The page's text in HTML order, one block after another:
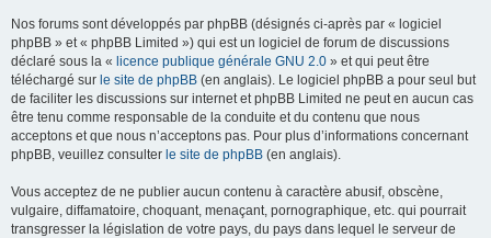
Nos forums sont développés par phpBB (désignés ci-après par « logiciel
phpBB » et « phpBB Limited ») qui est un logiciel de forum de discussions
déclaré sous la « licence publique générale GNU 2.0 » et qui peut être
téléchargé sur le site de phpBB (en anglais). Le logiciel phpBB a pour seul but
de faciliter les discussions sur internet et phpBB Limited ne peut en aucun cas
être tenu comme responsable de la conduite et du contenu que nous
acceptons et que nous n’acceptons pas. Pour plus d’informations concernant
phpBB, veuillez consulter le site de phpBB (en anglais).
Vous acceptez de ne publier aucun contenu à caractère abusif, obscène,
vulgaire, diffamatoire, choquant, menaçant, pornographique, etc. qui pourrait
transgresser la législation de votre pays, du pays dans lequel le serveur de